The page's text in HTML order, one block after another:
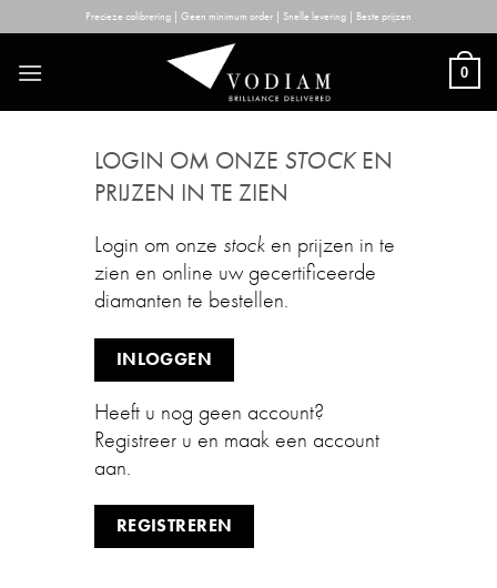
to
content
Precieze calibrering | Geen minimum order | Snelle levering | Beste prijzen
0
LOGIN OM ONZE STOCKEN
PRIJZEN IN TE ZIEN
Login om onze stock en prijzen in te
zien en online uw gecertificeerde
diamanten te bestellen.
INLOGGEN
Heeft u nog geen account?
Registreer u en maak een account
aan.
REGISTREREN